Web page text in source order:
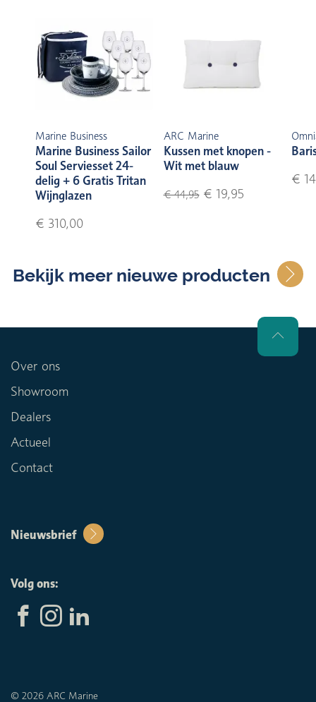
Marine Business
Marine Business Sailor
Soul Serviesset 24-
delig + 6 Gratis Tritan
Wijnglazen
€ 310,00
ARC Marine
Kussen met knopen -
Wit met blauw
€ 44,95€ 19,95
€
Bekijk meer nieuwe producten
Over ons
Showroom
Dealers
Actueel
Contact
Nieuwsbrief
Volg ons:
© 2026 ARC Marine